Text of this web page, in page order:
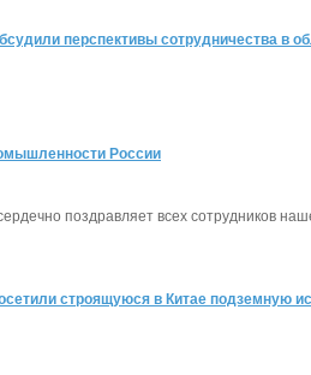
перспективы сотрудничества в
России
поздравляет всех сотрудников
строящуюся в Китае подземную